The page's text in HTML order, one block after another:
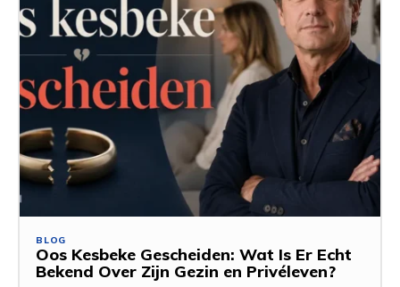
BLOG
Oos Kesbeke Gescheiden: Wat Is Er Echt
Bekend Over Zijn Gezin en Privéleven?